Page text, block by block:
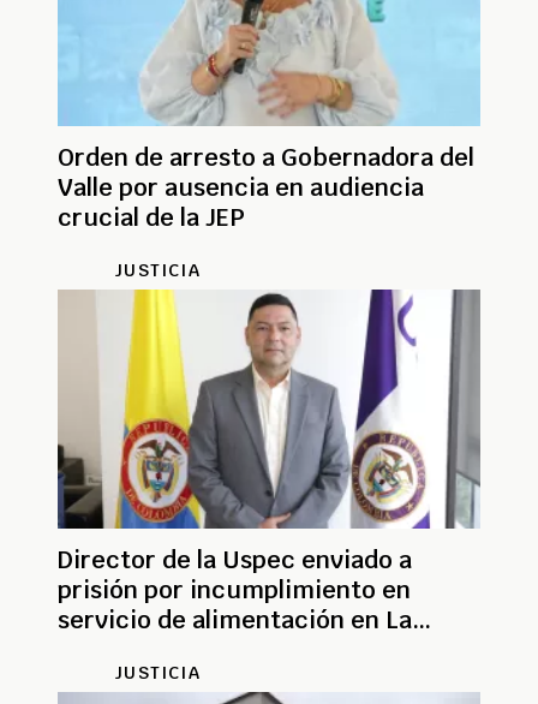
Orden de arresto a Gobernadora del
Valle por ausencia en audiencia
crucial de la JEP
JUSTICIA
Director de la Uspec enviado a
prisión por incumplimiento en
servicio de alimentación en La
JUSTICIA